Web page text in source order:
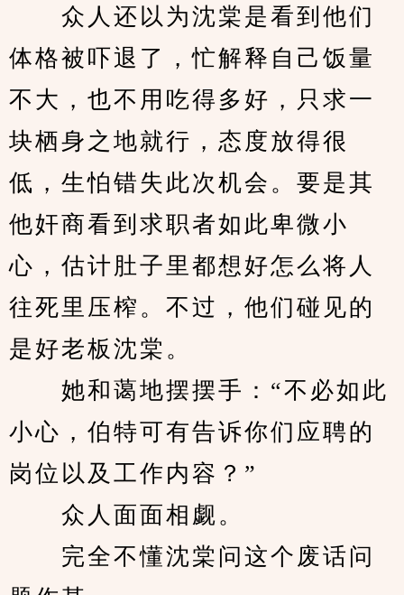
众人还以为沈棠是看到他们
体格被吓退了，忙解释自己饭量
不大，也不用吃得多好，只求一
块栖身之地就行，态度放得很
低，生怕错失此次机会。要是其
他奸商看到求职者如此卑微小
心，估计肚子里都想好怎么将人
往死里压榨。不过，他们碰见的
是好老板沈棠。
她和蔼地摆摆手：“不必如此
小心，伯特可有告诉你们应聘的
岗位以及工作内容？”
众人面面相觑。
完全不懂沈棠问这个废话问